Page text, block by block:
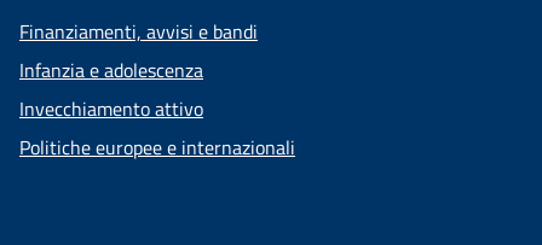
Finanziamenti, avvisi e bandi
Infanzia e adolescenza
Invecchiamento attivo
Politiche europee e internazionali